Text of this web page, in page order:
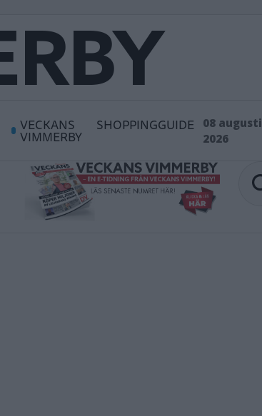
VECKANS
VIMMERBY
SHOPPINGGUIDE
08 augusti
2026